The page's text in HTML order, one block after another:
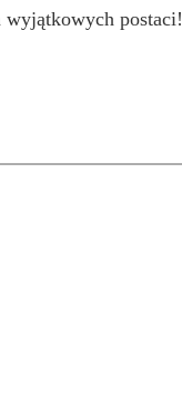
wyjątkowych postaci!